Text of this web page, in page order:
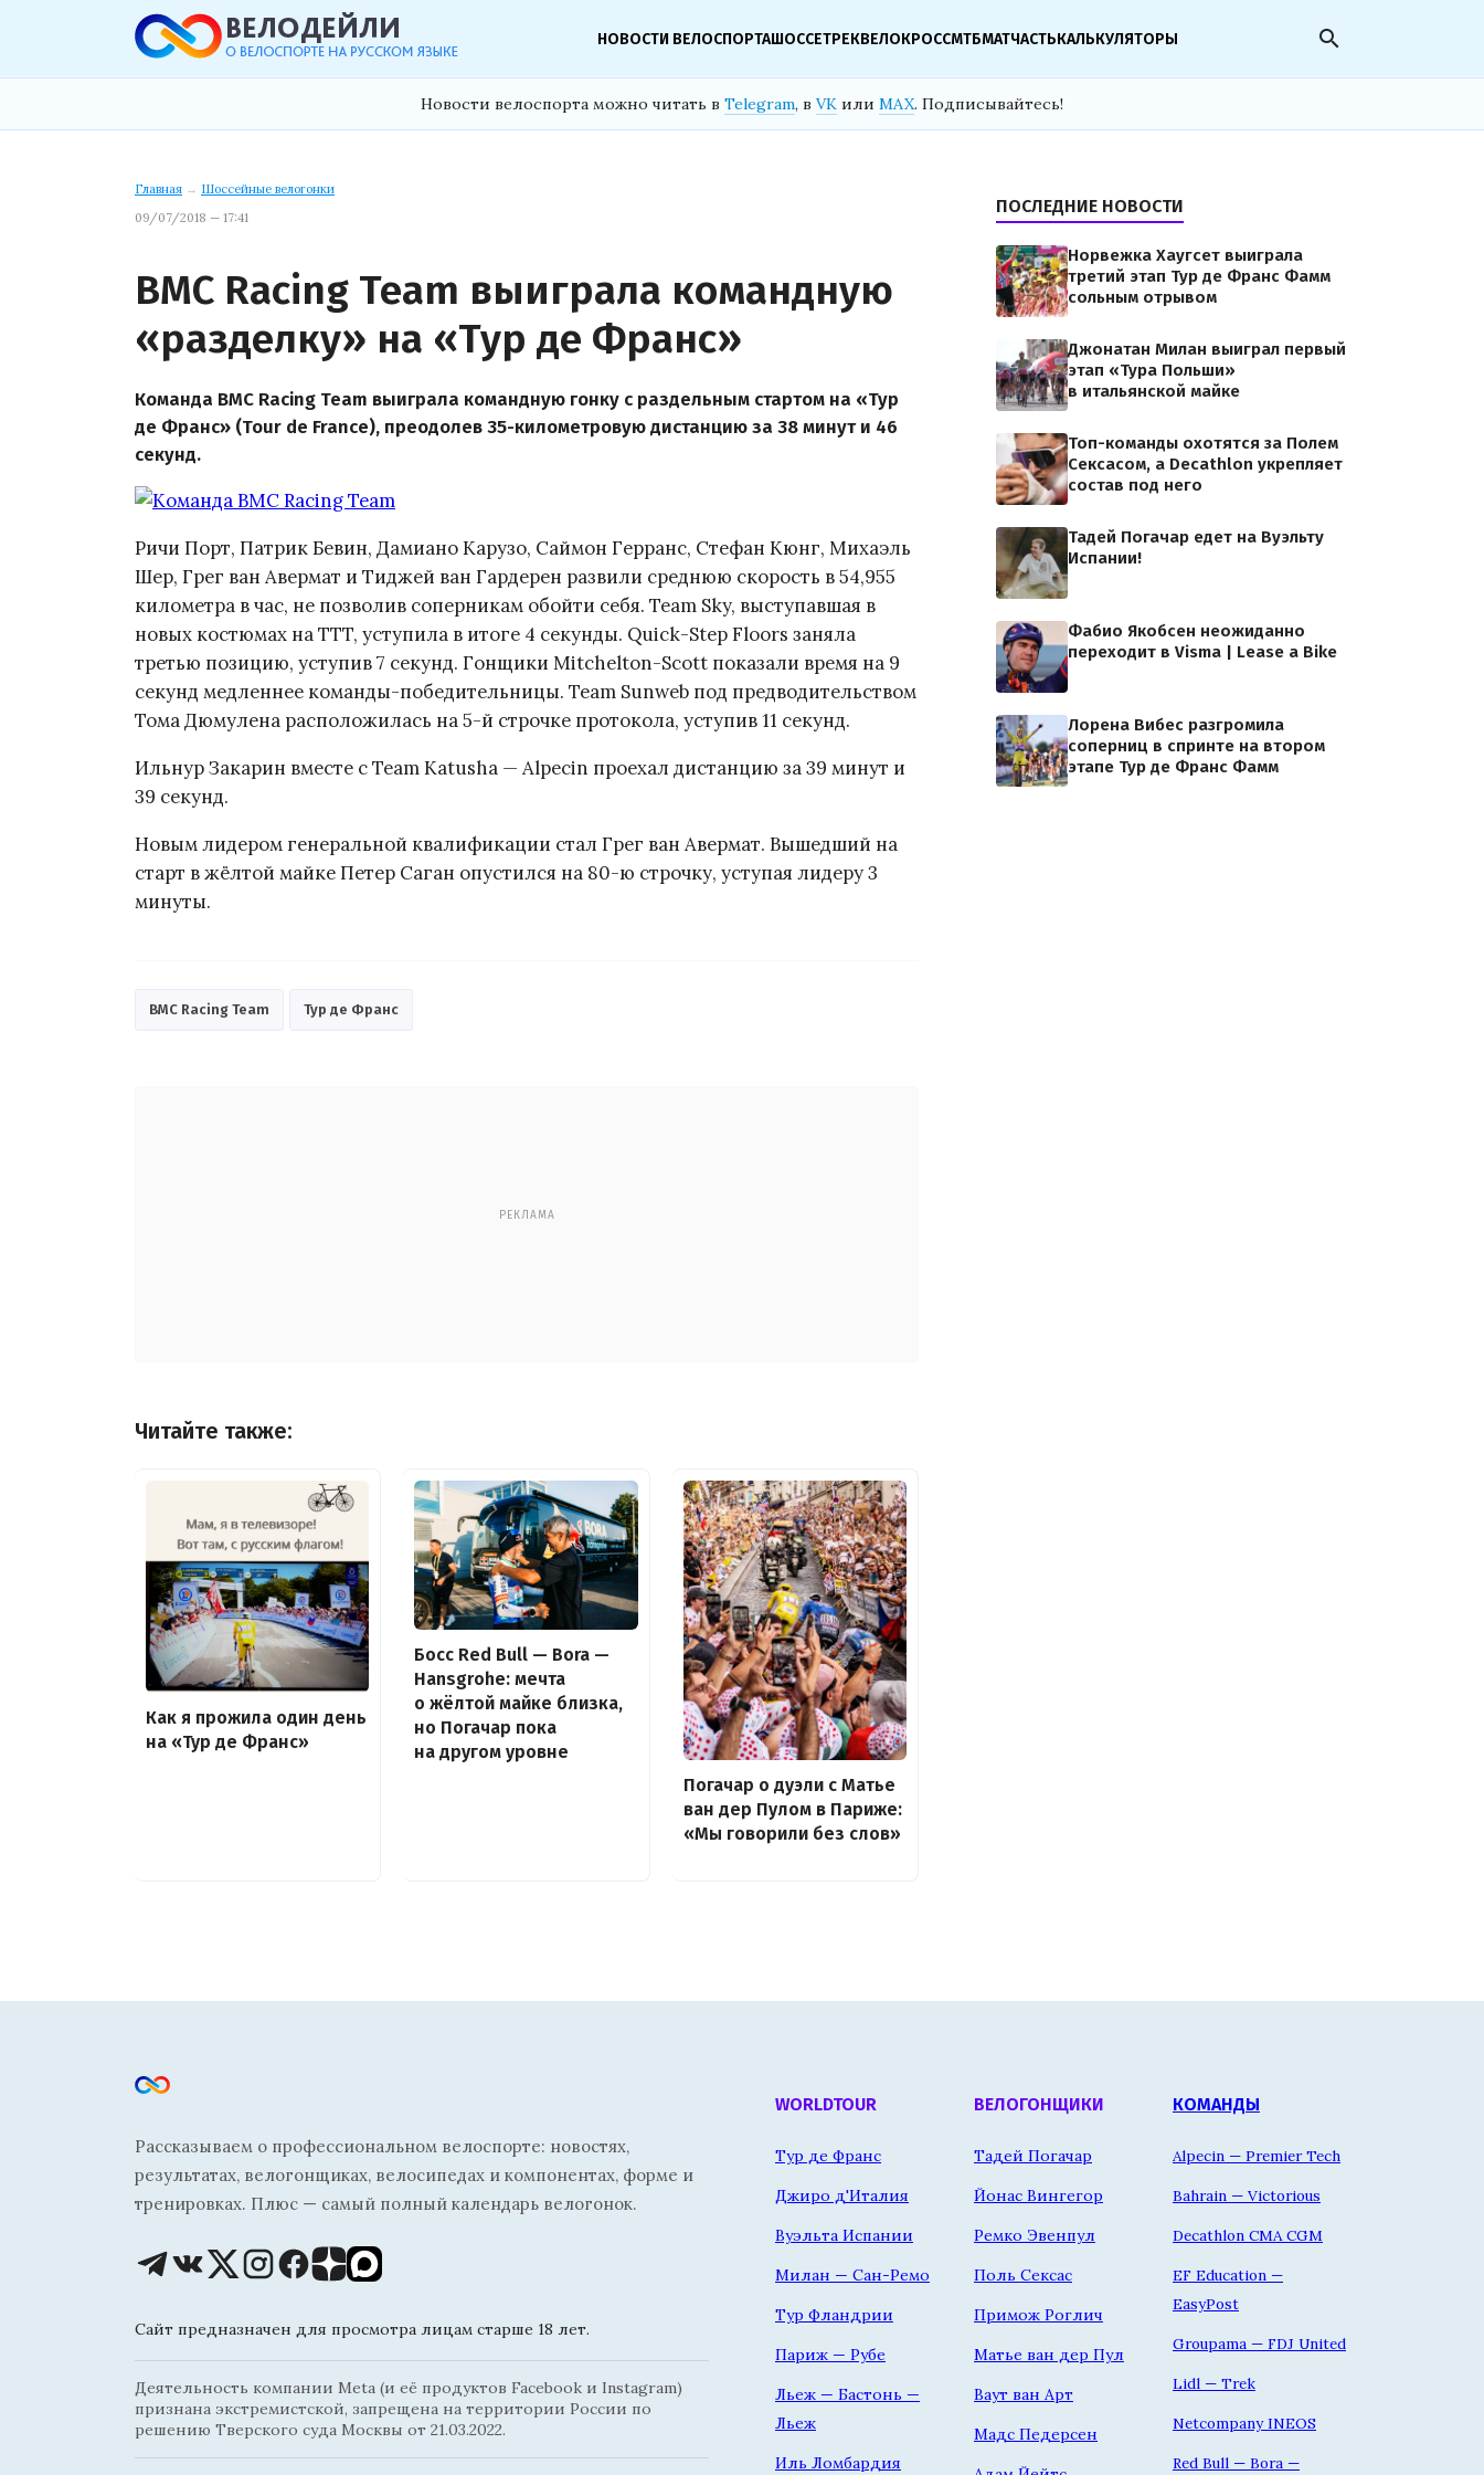
НОВОСТИ ВЕЛОСПОРТАШОССЕТРЕКВЕЛОКРОССМТБМАТЧАСТЬКАЛЬКУЛЯТОРЫ search
Новости велоспорта можно читать в Telegram, в VK или MAX. Подписывайтесь!
Главная → Шоссейные велогонки
09/07/2018 — 17:41
BMC Racing Team выиграла командную
«разделку» на «Тур де Франс»
Команда BMC Racing Team выиграла командную гонку с раздельным стартом на «Тур
де Франс» (Tour de France), преодолев 35-километровую дистанцию за 38 минут и 46
секунд.
Ричи Порт, Патрик Бевин, Дамиано Карузо, Саймон Герранс, Стефан Кюнг, Михаэль
Шер, Грег ван Авермат и Тиджей ван Гардерен развили среднюю скорость в 54,955
километра в час, не позволив соперникам обойти себя. Team Sky, выступавшая в
новых костюмах на TTT, уступила в итоге 4 секунды. Quick-Step Floors заняла
третью позицию, уступив 7 секунд. Гонщики Mitchelton-Scott показали время на 9
секунд медленнее команды-победительницы. Team Sunweb под предводительством
Тома Дюмулена расположилась на 5-й строчке протокола, уступив 11 секунд.
Ильнур Закарин вместе с Team Katusha — Alpecin проехал дистанцию за 39 минут и
39 секунд.
Новым лидером генеральной квалификации стал Грег ван Авермат. Вышедший на
старт в жёлтой майке Петер Саган опустился на 80-ю строчку, уступая лидеру 3
минуты.
BMC Racing Team Тур де Франс
РЕКЛАМА
Читайте также:
Как я прожила один день
на «Тур де Франс»
Босс Red Bull — Bora —
Hansgrohe: мечта
о жёлтой майке близка,
но Погачар пока
на другом уровне
Погачар о дуэли с Матье
ван дер Пулом в Париже:
«Мы говорили без слов»
ПОСЛЕДНИЕ НОВОСТИ
Норвежка Хаугсет выиграла
третий этап Тур де Франс Фамм
сольным отрывом
Джонатан Милан выиграл первый
этап «Тура Польши»
в итальянской майке
Топ-команды охотятся за Полем
Сексасом, а Decathlon укрепляет
состав под него
Тадей Погачар едет на Вуэльту
Испании!
Фабио Якобсен неожиданно
переходит в Visma | Lease a Bike
Лорена Вибес разгромила
соперниц в спринте на втором
этапе Тур де Франс Фамм
Рассказываем о профессиональном велоспорте: новостях,
результатах, велогонщиках, велосипедах и компонентах, форме и
тренировках. Плюс — самый полный календарь велогонок.
Сайт предназначен для просмотра лицам старше 18 лет.
Деятельность компании Meta (и её продуктов Facebook и Instagram)
признана экстремистской, запрещена на территории России по
решению Тверского суда Москвы от 21.03.2022.
WORLDTOUR
Тур де Франс
Джиро д'Италия
Вуэльта Испании
Милан — Сан-Ремо
Тур Фландрии
Париж — Рубе
Льеж — Бастонь —
Льеж
Иль Ломбардия
ВЕЛОГОНЩИКИ
Тадей Погачар
Йонас Вингегор
Ремко Эвенпул
Поль Сексас
Примож Роглич
Матье ван дер Пул
Ваут ван Арт
Мадс Педерсен
КОМАНДЫ
Alpecin — Premier Tech
Bahrain — Victorious
Decathlon CMA CGM
EF Education —
EasyPost
Groupama — FDJ United
Lidl — Trek
Netcompany INEOS
Red Bull — Bora —